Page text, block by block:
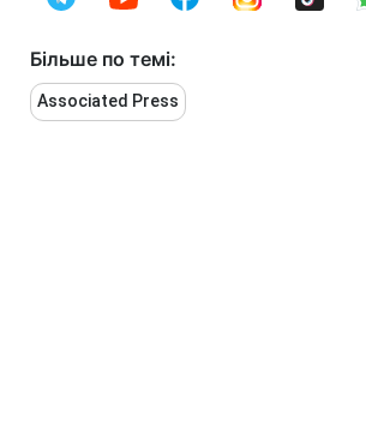
Більше по темі:
Associated Press